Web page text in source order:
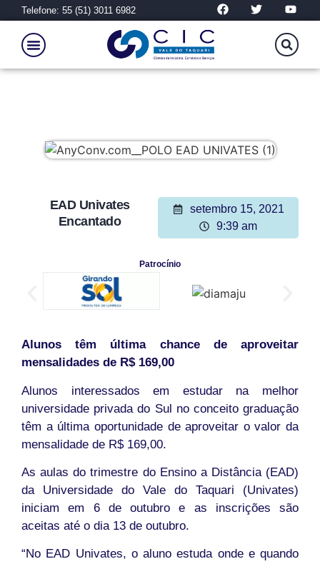
Telefone: 55 (51) 3011 6982
EAD Univates
Encantado
setembro 15, 2021
9:39 am
Patrocínio
Alunos têm última chance de aproveitar
mensalidades de R$ 169,00
Alunos interessados em estudar na melhor
universidade privada do Sul no conceito graduação
têm a última oportunidade de aproveitar o valor da
mensalidade de R$ 169,00.
As aulas do trimestre do Ensino a Distância (EAD)
da Universidade do Vale do Taquari (Univates)
iniciam em 6 de outubro e as inscrições são
aceitas até o dia 13 de outubro.
“No EAD Univates, o aluno estuda onde e quando